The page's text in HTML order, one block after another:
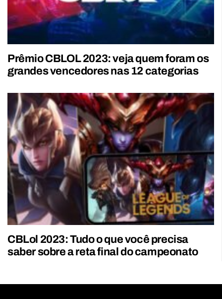
Prêmio CBLOL 2023: veja quem foram os
grandes vencedores nas 12 categorias
CBLol 2023: Tudo o que você precisa
saber sobre a reta final do campeonato